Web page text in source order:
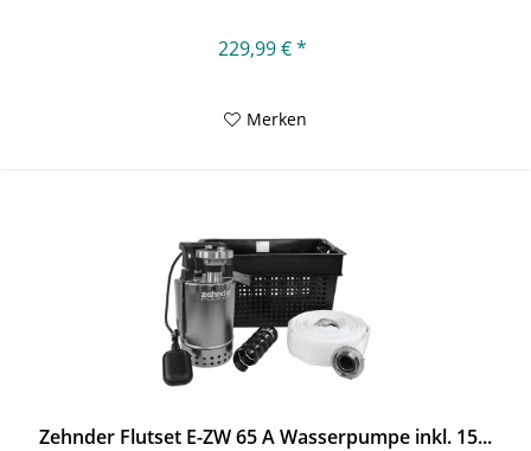
229,99 € *
Merken
Zehnder Flutset E-ZW 65 A Wasserpumpe inkl. 15...